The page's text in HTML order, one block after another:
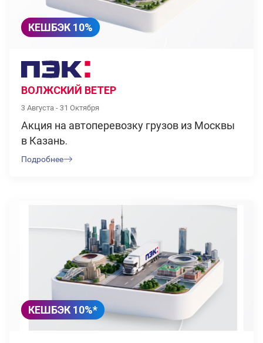
КЕШБЭК 10%
ВОЛЖСКИЙ ВЕТЕР
3 Августа - 31 Октября
Акция на автоперевозку грузов из Москвы
в Казань.
Подробнее
КЕШБЭК 10%*